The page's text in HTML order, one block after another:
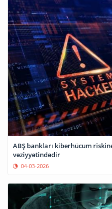
ABŞ bankları kiberhücum
vəziyyətindədir
04-03-2026